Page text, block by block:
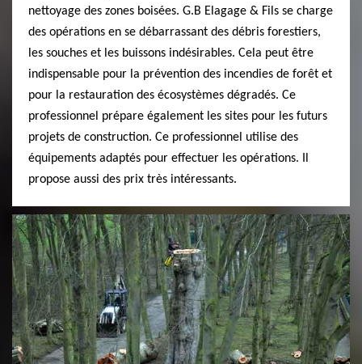
nettoyage des zones boisées. G.B Elagage & Fils se charge
des opérations en se débarrassant des débris forestiers,
les souches et les buissons indésirables. Cela peut être
indispensable pour la prévention des incendies de forêt et
pour la restauration des écosystèmes dégradés. Ce
professionnel prépare également les sites pour les futurs
projets de construction. Ce professionnel utilise des
équipements adaptés pour effectuer les opérations. Il
propose aussi des prix très intéressants.